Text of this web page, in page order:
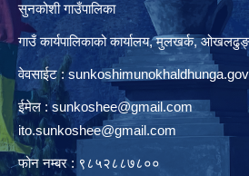
सुनकोशी गाउँपालिका
गाउँ कार्यपालिकाको कार्यालय, मुलखर्क,
वेवसाईट :
ईमेल :sunkoshee@gmail.com
ito.sunkoshee@gmail.com
फोन नम्बर : ९८५२८८७८००